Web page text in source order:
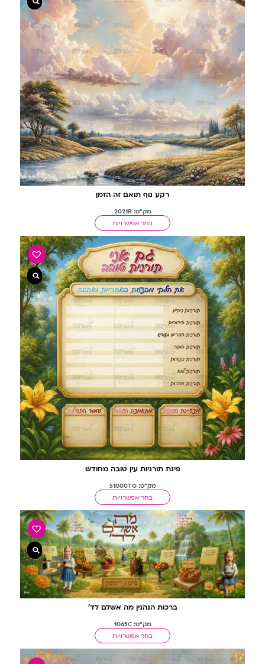
רקע נוף תואם זה הזמן
מק"ט: 2021R
בחר אפשרויות
פינת תורניות עין טובה מחודש
מק"ט: 51000TG
בחר אפשרויות
ברכות הנהנין מה אשלם לד’
מק"ט: 1065C
בחר אפשרויות